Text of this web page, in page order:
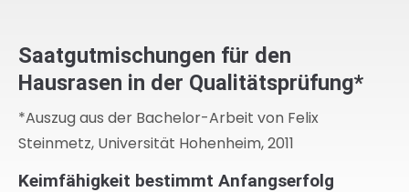
Saatgutmischungen für den
Hausrasen in der Qualitätsprüfung*
*Auszug aus der Bachelor-Arbeit von Felix
Steinmetz, Universität Hohenheim, 2011
Keimfähigkeit bestimmt Anfangserfolg